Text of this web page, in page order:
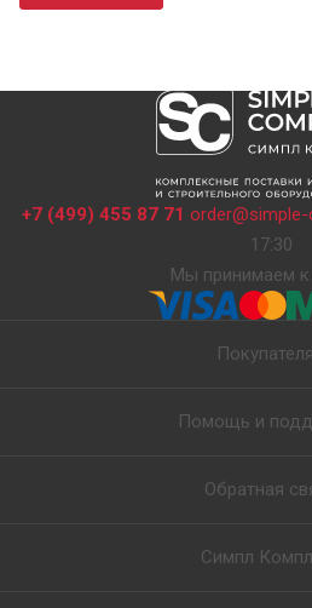
+7 (499) 455 87 71
17:30
Мы принимаем к
Помощь и
Обратная
Симпл